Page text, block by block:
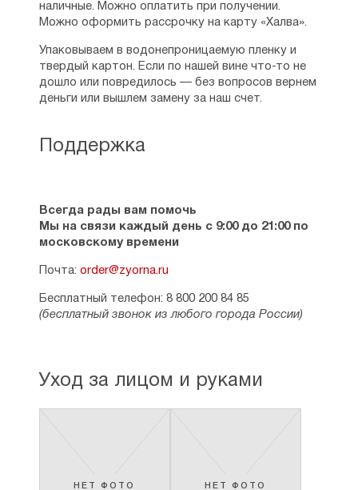
Поддержка
Всегда рады вам помочь
Мы на связи каждый день с 9:00 до 21:00 по
московскому времени
Почта: order@zyorna.ru
Бесплатный телефон: 8 800 200 84 85
(бесплатный звонок из любого города России)
наличные. Можно оплатить при получении.
Можно оформить рассрочку на карту «Халва».
Упаковываем в водонепроницаемую пленку и
твердый картон. Если по нашей вине что-то не
дошло или повредилось — без вопросов вернем
деньги или вышлем замену за наш счет.
Уход за лицом и руками
НЕТ ФОТО НЕТ ФОТО